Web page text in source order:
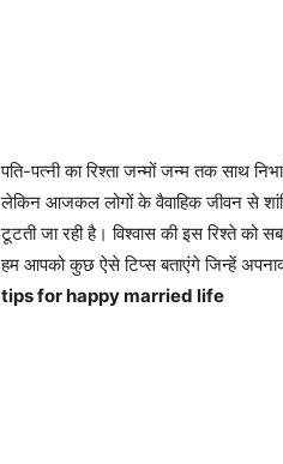
पति-पत्नी का रिश्ता जन्मों जन्म तक साथ
लेकिन आजकल लोगों के वैवाहिक जीवन से
टूटती जा रही है। विश्वास की इस रिश्ते को
हम आपको कुछ ऐसे टिप्स बताएंगे जिन्हें
tips for happy married life